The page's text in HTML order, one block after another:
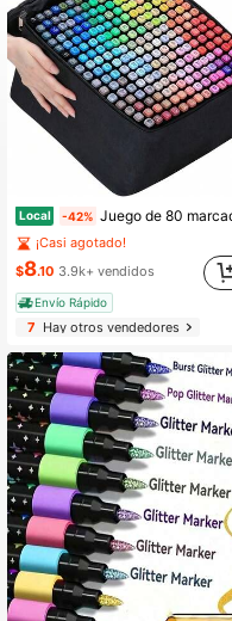
Local -42% Juego de 80 marcadores de alcohol de punta doble para artistas con estuche de transporte: perfecto para colorear, dibujar, bocetar, hacer tarjetas e ilustraciones: perfecto
¡Casi agotado!
$8.10 3.9k+ vendidos
Envío Rápido
7 Hay otros vendedores